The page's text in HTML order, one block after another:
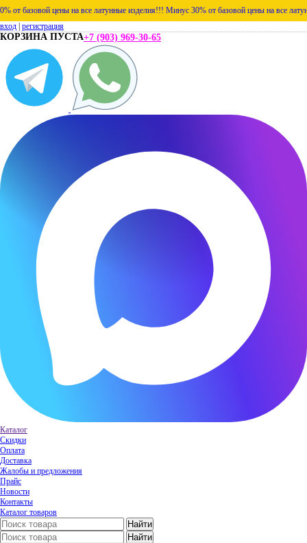
базовой цены на все латунные изделия!!! Минус 30% от базовой цены на все
вход регистрация
КОРЗИНА ПУСТА+7 (903) 969-30-65
Каталог
Скидки
Оплата
Доставка
Жалобы и предложения
Прайс
Новости
Контакты
Каталог товаров